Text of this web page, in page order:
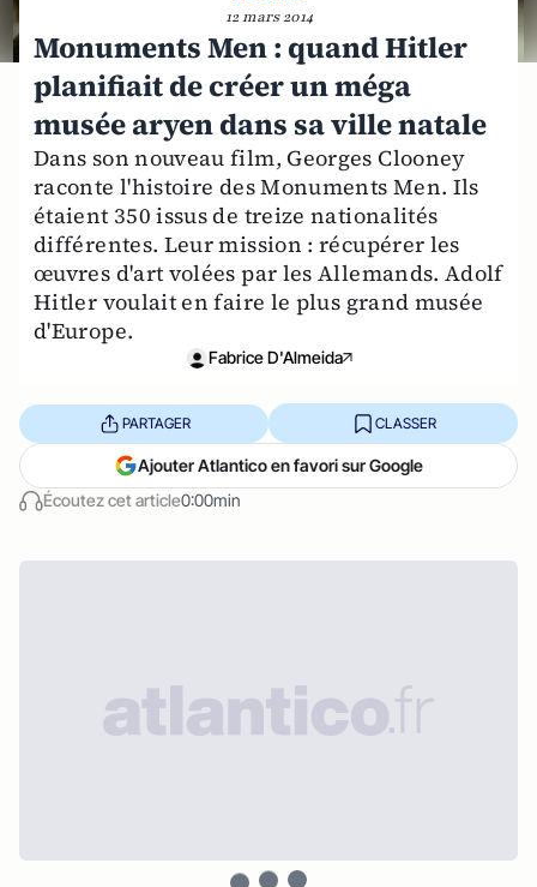
12 mars 2014
Monuments Men : quand Hitler
planifiait de créer un méga
musée aryen dans sa ville natale
Dans son nouveau film, Georges Clooney
raconte l'histoire des Monuments Men. Ils
étaient 350 issus de treize nationalités
différentes. Leur mission : récupérer les
œuvres d'art volées par les Allemands. Adolf
Hitler voulait en faire le plus grand musée
d'Europe.
Fabrice D'Almeida
Écoutez cet article0:00min
PARTAGER CLASSER
Ajouter Atlantico en favori sur Google